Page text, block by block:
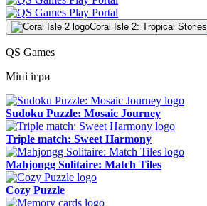
Coral Isle 2: Tropical Stories
QS Games
Міні ігри
Sudoku Puzzle: Mosaic Journey
Triple match: Sweet Harmony
Mahjongg Solitaire: Match Tiles
Cozy Puzzle